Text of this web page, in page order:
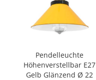
Pendelleuchte
Höhenverstellbar E27
Gelb Glänzend Ø 22